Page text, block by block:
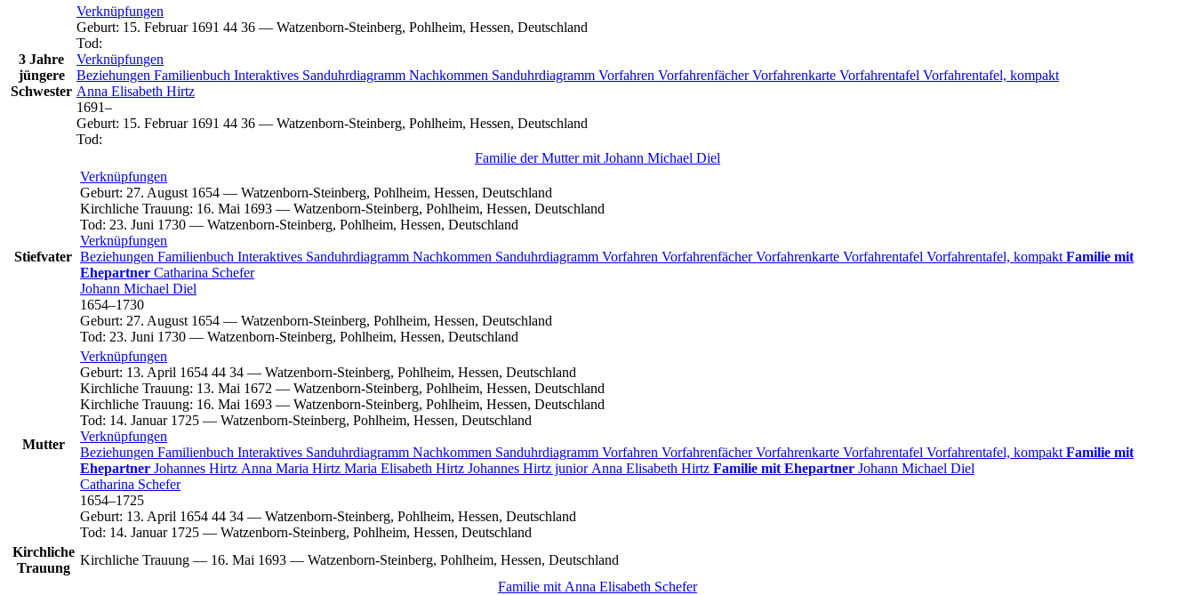
3 Jahre
jüngere
Schwester
Verknüpfungen
Geburt: 15. Februar 1691 44 36 — Watzenborn-Steinberg, Pohlheim, Hessen, Deutschland
Tod:
Verknüpfungen
Beziehungen Familienbuch Interaktives Sanduhrdiagramm Nachkommen Sanduhrdiagramm Vorfahren VorfahrenfächerVorfahrenkarte Vorfahrentafel Vorfahrentafel, kompakt
Anna Elisabeth Hirtz
1691–
Geburt: 15. Februar 1691 44 36 — Watzenborn-Steinberg, Pohlheim, Hessen, Deutschland
Tod:
Familie der Mutter mit Johann Michael Diel
Stiefvater
Verknüpfungen
Geburt: 27. August 1654 — Watzenborn-Steinberg, Pohlheim, Hessen, Deutschland
Kirchliche Trauung: 16. Mai 1693 — Watzenborn-Steinberg, Pohlheim, Hessen, Deutschland
Tod: 23. Juni 1730 — Watzenborn-Steinberg, Pohlheim, Hessen, Deutschland
Verknüpfungen
Beziehungen Familienbuch Interaktives Sanduhrdiagramm Nachkommen Sanduhrdiagramm Vorfahren VorfahrenfächerVorfahrenkarte Vorfahrentafel Vorfahrentafel, kompakt Familie mit
Ehepartner Catharina Schefer
Johann Michael Diel
1654–1730
Geburt: 27. August 1654 — Watzenborn-Steinberg, Pohlheim, Hessen, Deutschland
Tod: 23. Juni 1730 — Watzenborn-Steinberg, Pohlheim, Hessen, Deutschland
Mutter
Verknüpfungen
Geburt: 13. April 1654 44 34 — Watzenborn-Steinberg, Pohlheim, Hessen, Deutschland
Kirchliche Trauung: 13. Mai 1672 — Watzenborn-Steinberg, Pohlheim, Hessen, Deutschland
Kirchliche Trauung: 16. Mai 1693 — Watzenborn-Steinberg, Pohlheim, Hessen, Deutschland
Tod: 14. Januar 1725 — Watzenborn-Steinberg, Pohlheim, Hessen, Deutschland
Verknüpfungen
Beziehungen Familienbuch Interaktives Sanduhrdiagramm Nachkommen Sanduhrdiagramm Vorfahren VorfahrenfächerVorfahrenkarte Vorfahrentafel Vorfahrentafel, kompakt Familie mit
Ehepartner Johannes Hirtz Anna Maria Hirtz Maria Elisabeth Hirtz Johannes Hirtz junior Anna Elisabeth Hirtz Familie mit Ehepartner Johann Michael Diel
Catharina Schefer
1654–1725
Geburt: 13. April 1654 44 34 — Watzenborn-Steinberg, Pohlheim, Hessen, Deutschland
Tod: 14. Januar 1725 — Watzenborn-Steinberg, Pohlheim, Hessen, Deutschland
Kirchliche
Trauung
Kirchliche Trauung — 16. Mai 1693 — Watzenborn-Steinberg, Pohlheim, Hessen, Deutschland
Familie mit Anna Elisabeth Schefer